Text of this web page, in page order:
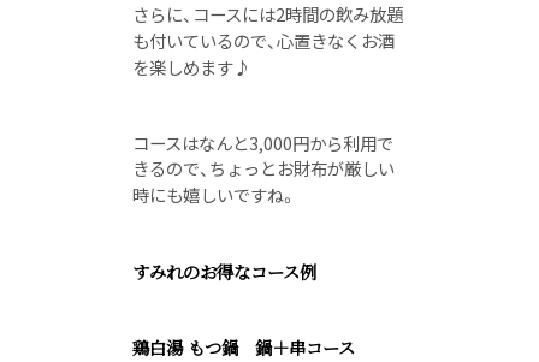
さらに、コースには2時間の飲み放題
も付いているので、心置きなくお酒
を楽しめます♪
コースはなんと3,000円から利用で
きるので、ちょっとお財布が厳しい
時にも嬉しいですね。
すみれのお得なコース例
鶏白湯 もつ鍋 鍋＋串コース